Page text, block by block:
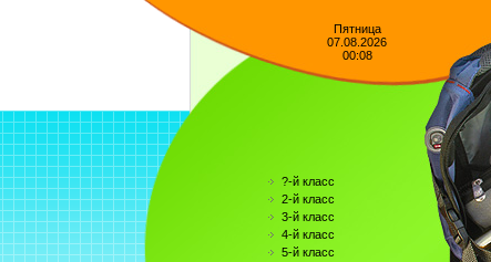
Пятница
07.08.2026
00:08
?-й класс
2-й класс
3-й класс
4-й класс
5-й класс